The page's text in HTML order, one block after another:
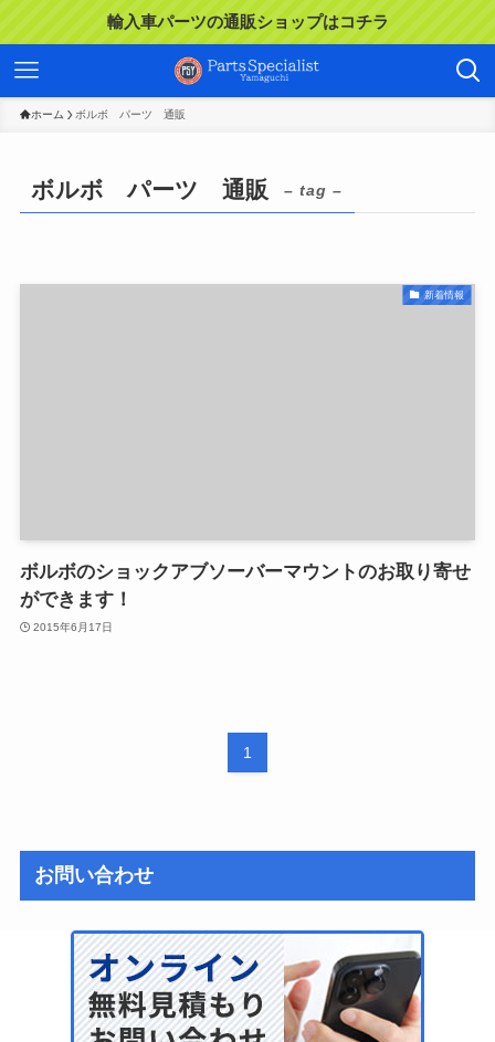
輸入車パーツの通販ショップはコチラ
ホーム ボルボ パーツ 通販
ボルボ パーツ 通販 – tag –
新着情報
ボルボのショックアブソーバーマウントのお取り寄せ
ができます！
2015年6月17日
1
お問い合わせ